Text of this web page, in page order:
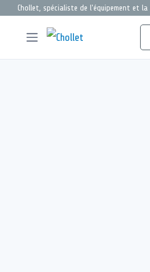
Chollet, spécialiste de l'équipement et